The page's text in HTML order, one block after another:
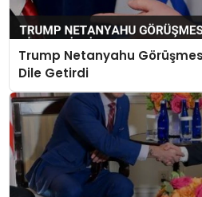
Trump Netanyahu
Dile Getirdi